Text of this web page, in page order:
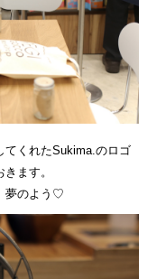
てくれたSukima.のロゴ
ます。
夢のよう♡